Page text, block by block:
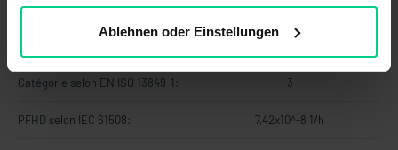
Ablehnen oder Einstellungen
(HFT) selon IEC 61508:
Catégorie selon EN ISO 13849-1: 3
PFHD selon IEC 61508: 7,42x10^-8 1/h